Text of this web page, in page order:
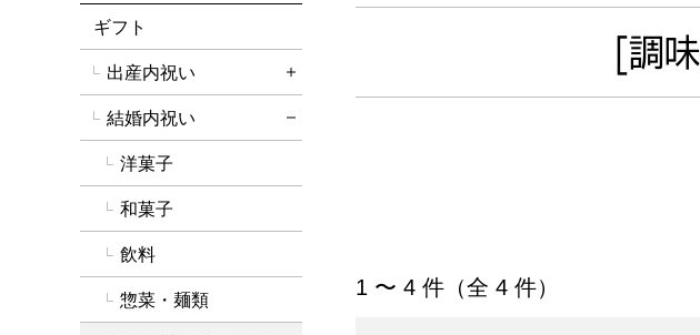
[調
「調味料・佃煮・その他食品」の商品一覧
1 〜 4 件（全 4 件）
ギフト
出産内祝い
詳細を開く
結婚内祝い
洋菓子
和菓子
飲料
惣菜・麺類